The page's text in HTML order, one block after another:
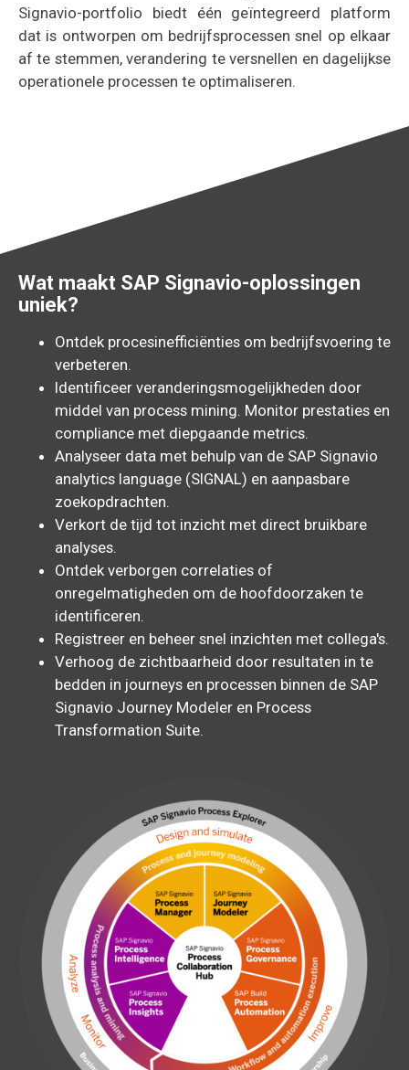
Signavio-portfolio biedt één geïntegreerd platform
dat is ontworpen om bedrijfsprocessen snel op elkaar
af te stemmen, verandering te versnellen en dagelijkse
operationele processen te optimaliseren.
Wat maakt SAP Signavio-oplossingen
uniek?
Ontdek procesinefficiënties om bedrijfsvoering te
verbeteren.
Identificeer veranderingsmogelijkheden door
middel van process mining. Monitor prestaties en
compliance met diepgaande metrics.
Analyseer data met behulp van de SAP Signavio
analytics language (SIGNAL) en aanpasbare
zoekopdrachten.
Verkort de tijd tot inzicht met direct bruikbare
analyses.
Ontdek verborgen correlaties of
onregelmatigheden om de hoofdoorzaken te
identificeren.
Registreer en beheer snel inzichten met collega's.
Verhoog de zichtbaarheid door resultaten in te
bedden in journeys en processen binnen de SAP
Signavio Journey Modeler en Process
Transformation Suite.